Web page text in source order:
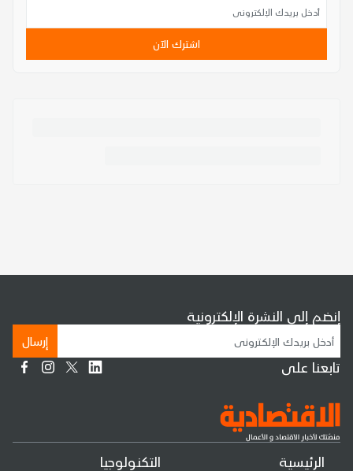
اشترك الآن
الرئيسية التكنولوجيا
إنضم إلى النشرة الإلكترونية
إرسال
تابعنا على